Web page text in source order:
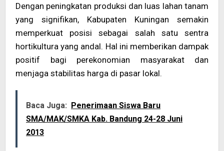
Dengan peningkatan produksi dan luas lahan tanam
yang signifikan, Kabupaten Kuningan semakin
memperkuat posisi sebagai salah satu sentra
hortikultura yang andal. Hal ini memberikan dampak
positif bagi perekonomian masyarakat dan
menjaga stabilitas harga di pasar lokal.
Baca Juga: Penerimaan Siswa Baru
SMA/MAK/SMKA Kab. Bandung 24-28 Juni
2013